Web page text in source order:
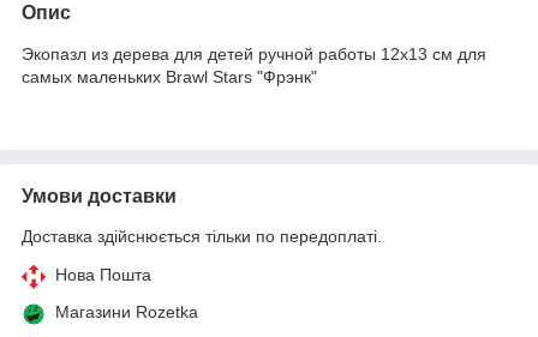
Опис
Экопазл из дерева для детей ручной работы 12х13 см для
самых маленьких Brawl Stars "Фрэнк"
Умови доставки
Доставка здійснюється тільки по передоплаті.
Нова Пошта
Магазини Rozetka